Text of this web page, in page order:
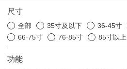
尺寸
全部 35寸及以下 36-45寸
66-75寸
76-85寸 85寸以上
功能